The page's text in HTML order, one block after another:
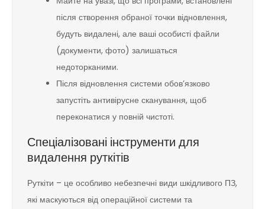
після створення обраної точки відновлення,
будуть видалені, але ваші особисті файли
(документи, фото) залишаться
недоторканими.
Після відновлення системи обов’язково
запустіть антивірусне сканування, щоб
переконатися у повній чистоті.
Спеціалізовані інструменти для
видалення руткітів
Руткіти – це особливо небезпечні види шкідливого ПЗ,
які маскуються від операційної системи та